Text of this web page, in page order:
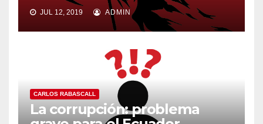
JUL 12, 2019 ADMIN
CARLOS RABASCALL
La corrupción: problema